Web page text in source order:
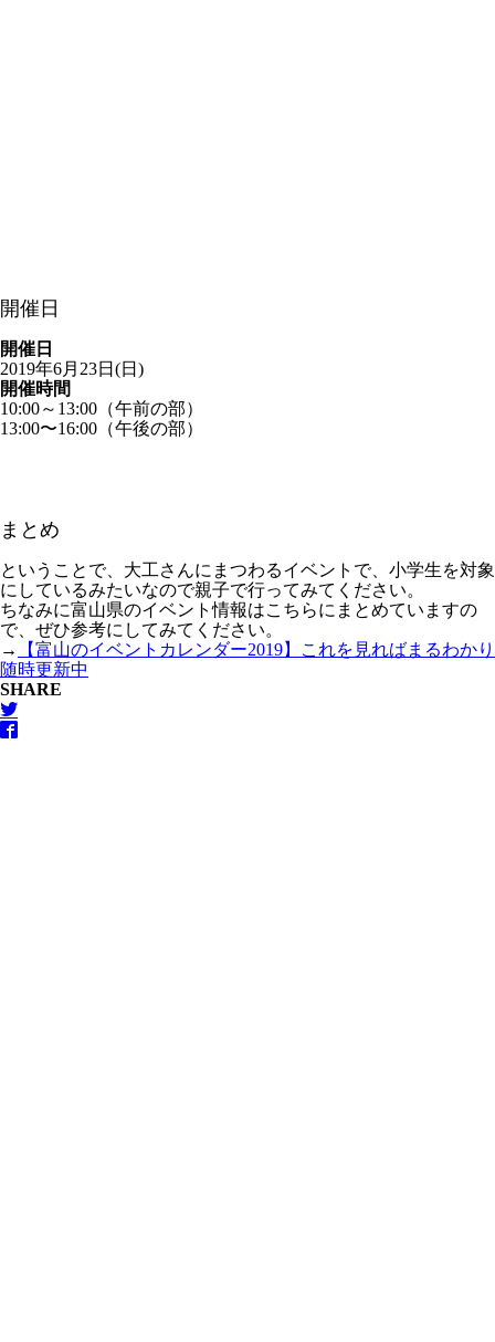
開催日
開催日
2019年6月23日(日)
開催時間
10:00～13:00（午前の部）
13:00〜16:00（午後の部）
まとめ
ということで、大工さんにまつわるイベントで、小学生を対象
にしているみたいなので親子で行ってみてください。
ちなみに富山県のイベント情報はこちらにまとめていますの
で、ぜひ参考にしてみてください。
→
【富山のイベントカレンダー2019】これを見ればまるわかり
随時更新中
SHARE